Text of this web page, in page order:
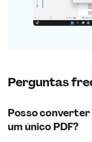
Perguntas
Posso
um único PDF?